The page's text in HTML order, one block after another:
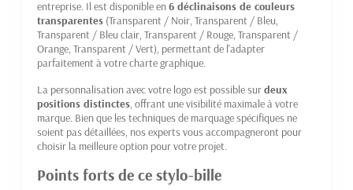
entreprise. Il est disponible en6 déclinaisons de couleurs
transparentes (Transparent / Noir, Transparent / Bleu,
Transparent / Bleu clair, Transparent / Rouge, Transparent /
Orange, Transparent / Vert), permettant de l'adapter
parfaitement à votre charte graphique.
La personnalisation avec votre logo est possible surdeux
positions distinctes, offrant une visibilité maximale à votre
marque. Bien que les techniques de marquage spécifiques ne
soient pas détaillées, nos experts vous accompagneront pour
choisir la meilleure option pour votre projet.
Points forts de ce stylo-bille